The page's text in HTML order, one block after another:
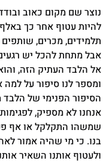
נוצר שם מקום כאוב
להיות עטוף אחר כך
תלמידים, מכרים, שותפים
אבל מתחת להכל יש
אל הלבד העתיק הזה,
ומספר לנו סיפור על למה
הסיפור הפנימי של
אנחנו לא מספיק,
שמשהו התקלקל או אף
בנו. כי מי שהיה אמור
ולעטוף אותנו השאיר